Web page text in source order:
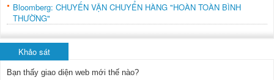
Bloomberg: CHUYẾN VẬN CHUYỂN HÀNG "HOÀN TOÀN BÌNH
THƯỜNG"
Khảo sát
Bạn thấy giao diện web mới thế nào?